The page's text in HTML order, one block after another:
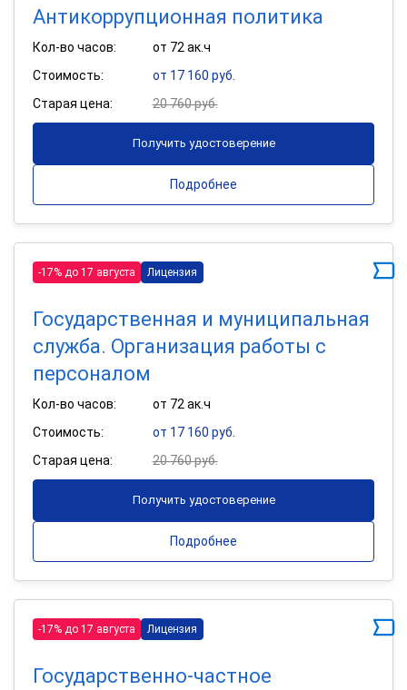
Антикоррупционная политика
Кол-во часов:
от 72 ак.ч
Стоимость:
от 17 160 руб.
Старая цена:
20 760 руб.
Получить удостоверение
Подробнее
-17% до 17 августа Лицензия
Государственная и муниципальная
служба. Организация работы с
персоналом
Кол-во часов:
от 72 ак.ч
Стоимость:
от 17 160 руб.
Старая цена:
20 760 руб.
Получить удостоверение
Подробнее
-17% до 17 августа Лицензия
Государственно-частное